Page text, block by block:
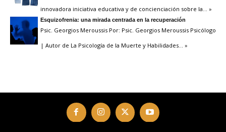
innovadora iniciativa educativa y de concienciación sobre la … »
Esquizofrenia: una mirada centrada en la recuperación
Psic. Georgios Meroussis Por: Psic. Georgios Meroussis Psicólogo
| Autor de La Psicología de la Muerte y Habilidades … »